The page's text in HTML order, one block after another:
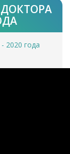
2020 года